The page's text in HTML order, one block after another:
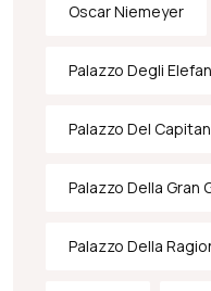
Oscar Niemeyer
Palazzo Degli
Palazzo Del
Palazzo Della Gran
Palazzo Della